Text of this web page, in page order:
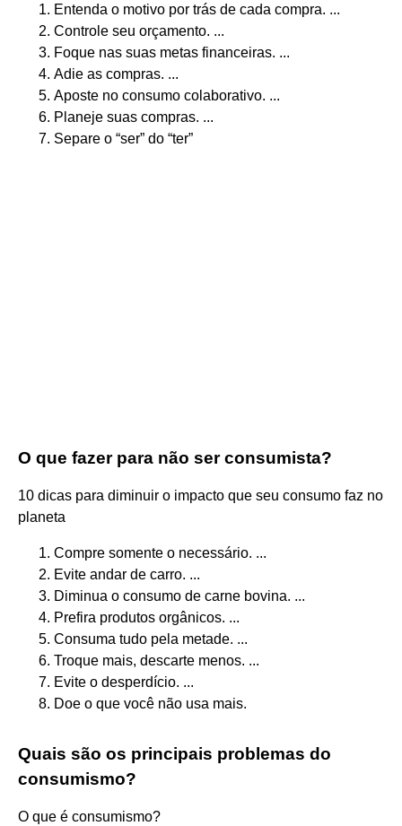
Entenda o motivo por trás de cada compra. ...
Controle seu orçamento. ...
Foque nas suas metas financeiras. ...
Adie as compras. ...
Aposte no consumo colaborativo. ...
Planeje suas compras. ...
Separe o “ser” do “ter”
O que fazer para não ser consumista?
10 dicas para diminuir o impacto que seu consumo faz no
planeta
Compre somente o necessário. ...
Evite andar de carro. ...
Diminua o consumo de carne bovina. ...
Prefira produtos orgânicos. ...
Consuma tudo pela metade. ...
Troque mais, descarte menos. ...
Evite o desperdício. ...
Doe o que você não usa mais.
Quais são os principais problemas do
consumismo?
O que é consumismo?